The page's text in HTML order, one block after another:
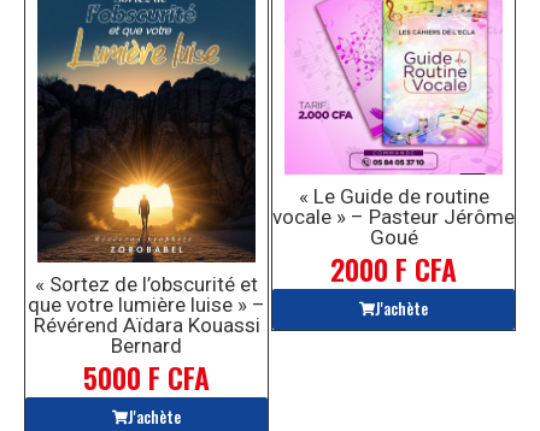
« Sortez de l’obscurité et
que votre lumière luise » –
Révérend Aïdara Kouassi
Bernard
5000 F CFA
J'achète
« Le Guide de routine
vocale » – Pasteur Jérôme
Goué
2000 F CFA
J'achète